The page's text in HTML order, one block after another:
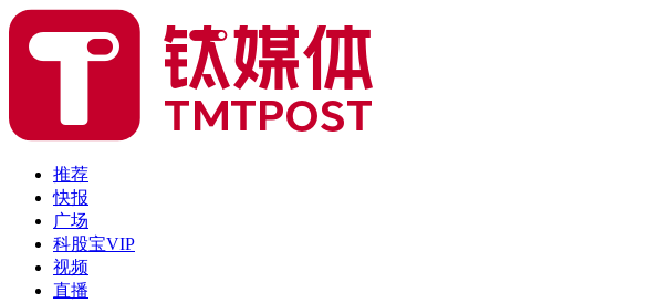
推荐
快报
广场
科股宝VIP
视频
直播